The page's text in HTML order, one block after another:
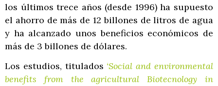
los últimos trece años (desde 1996) ha supuesto
el ahorro de más de 12 billones de litros de agua
y ha alcanzado unos beneficios económicos de
más de 3 billones de dólares.
Los estudios, titulados ‘Social and environmental
benefits from the agricultural Biotecnology in